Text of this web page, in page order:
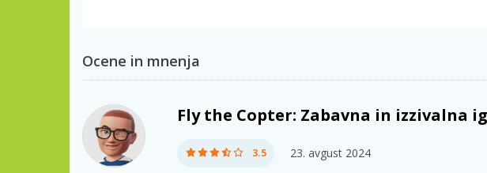
Ocene in mnenja
Fly the Copter: Zabavna in izzivalna
3.5 23. avgust 2024